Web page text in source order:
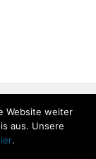
Website weiter
aus. Unsere
.